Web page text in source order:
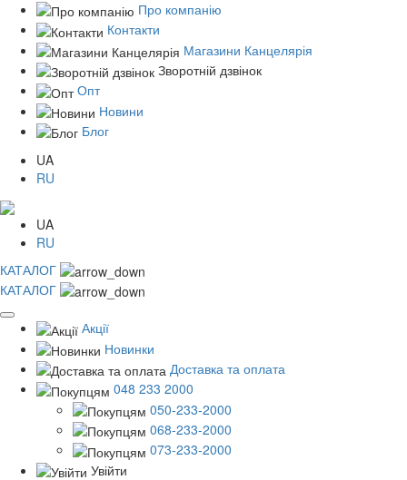
Про компанію
Контакти
Магазини Канцелярія
Зворотній дзвінок
Опт
Новини
Блог
UA
RU
UA
RU
КАТАЛОГ
КАТАЛОГ
Акції
Новинки
Доставка та оплата
048 233 2000
050-233-2000
068-233-2000
073-233-2000
Увійти